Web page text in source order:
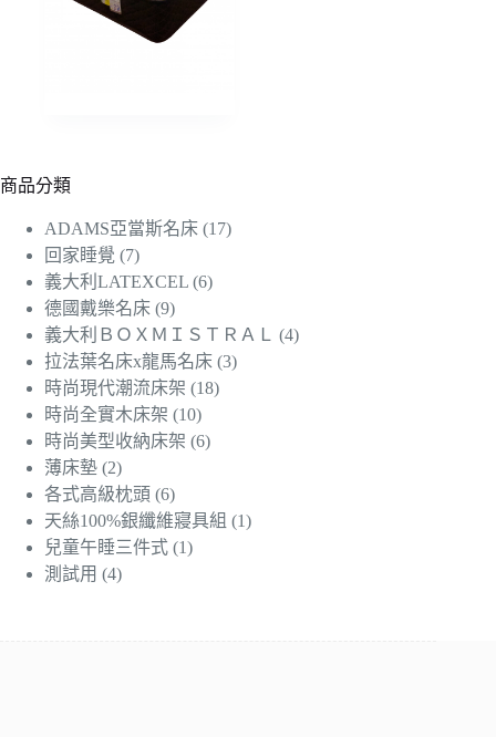
商品分類
ADAMS亞當斯名床 (17)
回家睡覺 (7)
義大利LATEXCEL (6)
德國戴樂名床 (9)
義大利ＢＯＸＭＩＳＴＲＡＬ (4)
拉法葉名床x龍馬名床 (3)
時尚現代潮流床架 (18)
時尚全實木床架 (10)
時尚美型收納床架 (6)
薄床墊 (2)
各式高級枕頭 (6)
天絲100%銀纖維寢具組 (1)
兒童午睡三件式 (1)
測試用 (4)